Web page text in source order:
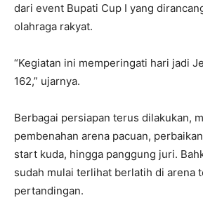
dari event Bupati Cup I yang
olahraga rakyat.
“Kegiatan ini memperingati hari jadi
162,” ujarnya.
Berbagai persiapan terus dilakukan,
pembenahan arena pacuan,
start kuda, hingga panggung juri.
sudah mulai terlihat berlatih di arena
pertandingan.